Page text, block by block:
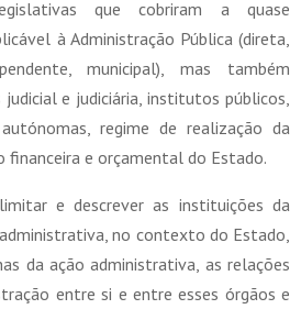
que cobriram a quase
à Administração Pública (direta,
municipal), mas também
e judiciária, institutos públicos,
regime de realização da
financeira e orçamental do Estado.
e descrever as instituições da
no contexto do Estado,
da ação administrativa, as relações
entre si e entre esses órgãos e